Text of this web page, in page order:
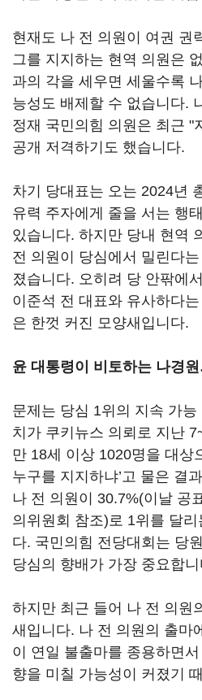
현재도 나 전 의원이 여권 권
그를 지지하는 현역 의원은
과의 각을 세우면 세울수록
능성도 배제할 수 없습니다.
정재 국민의힘 의원은 최근 "
공개 저격하기도 했습니다.
차기 당대표는 오는 2024년
유력 주자에게 줄을 서는 행
있습니다. 하지만 당내 현역
전 의원이 당심에서 밀린다
졌습니다. 오히려 당 안팎에
이준석 전 대표와 유사하다
은 한껏 커진 모양새입니다.
윤 대통령이 비토하는 나경원
문제는 당심 1위의 지속 가능
치가 쿠키뉴스 의뢰로 지난
만 18세 이상 1020명을 대상
누구를 지지하냐’고 물은 결
나 전 의원이 30.7%(이날 공
의위원회 참조)로 1위를 달리
다. 국민의힘 전당대회는 당
당심의 향배가 가장 중요합니
하지만 최근 들어 나 전 의원
새입니다. 나 전 의원의 출마
이 연일 불출마를 종용하면
향을 미칠 가능성이 커졌기